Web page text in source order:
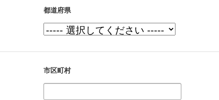
都道府県
市区町村